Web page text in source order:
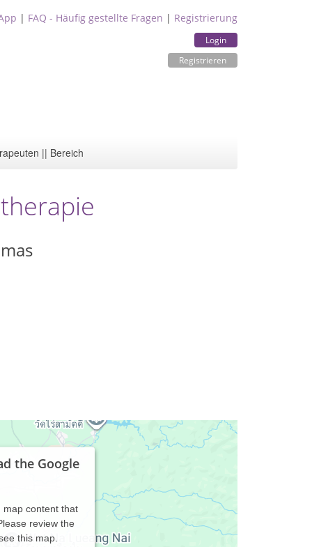
| FAQ - Häufig gestellte Fragen | Registrierung
Login
Registrieren
|| Bereich
the Google
map content that
review the
this map.